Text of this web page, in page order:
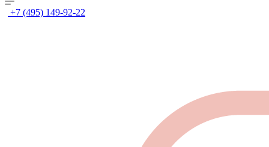
+7 (495) 149-92-22